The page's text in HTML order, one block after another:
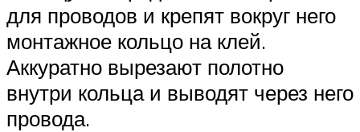
для проводов и крепят вокруг него
монтажное кольцо на клей.
Аккуратно вырезают полотно
внутри кольца и выводят через него
провода.